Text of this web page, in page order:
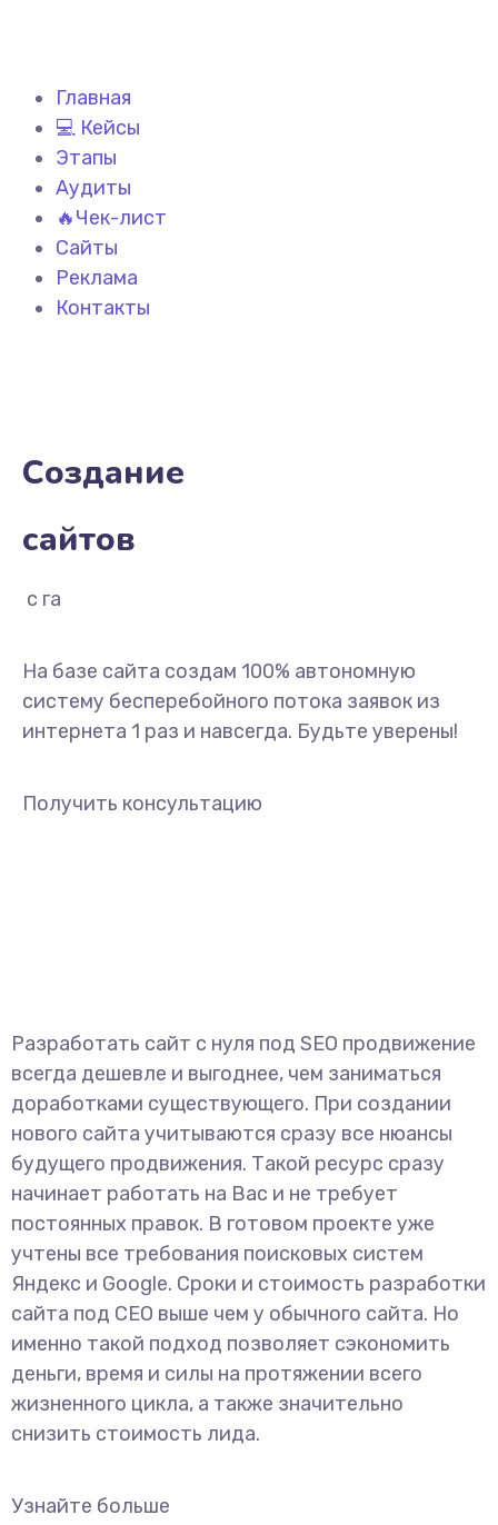
Главная
💻 Кейсы
Этапы
Аудиты
🔥Чек-лист
Сайты
Реклама
Контакты
Создание
сайтов
с гарантие
На базе сайта создам 100% автономную
систему бесперебойного потока заявок из
интернета 1 раз и навсегда. Будьте уверены!
Получить консультацию
Разработать сайт с нуля под SEO продвижение
всегда дешевле и выгоднее, чем заниматься
доработками существующего. При создании
нового сайта учитываются сразу все нюансы
будущего продвижения. Такой ресурс сразу
начинает работать на Вас и не требует
постоянных правок. В готовом проекте уже
учтены все требования поисковых систем
Яндекс и Google. Сроки и стоимость разработки
сайта под СЕО выше чем у обычного сайта. Но
именно такой подход позволяет сэкономить
деньги, время и силы на протяжении всего
жизненного цикла, а также значительно
снизить стоимость лида.
Узнайте больше